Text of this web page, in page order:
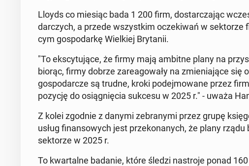
Lloyds co miesiąc bada 1 200 firm, do­star­cza­jąc
dar­czych, a przede wszyst­kim ocze­ki­wań w
cym go­spo­dar­kę Wiel­kiej Bry­ta­nii.
"To eks­cy­tu­ją­ce, że firmy mają ambitne plany na
biorąc, firmy dobrze za­re­ago­wa­ły na zmie­nia­ją­ce
go­spo­dar­cze są trudne, kroki po­dej­mo­wa­ne przez
pozycję do osią­gnię­cia sukcesu w 2025 r." - uważa
Z kolei zgodnie z danymi ze­bra­ny­mi przez grupę
usług fi­nan­so­wych jest prze­ko­na­nych, że plany
sek­to­rze w 2025 r.
To kwar­tal­ne badanie, które śledzi na­stro­je ponad